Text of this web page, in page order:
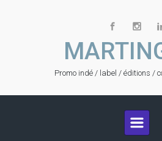
Promo indé / label / éditions /